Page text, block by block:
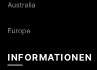
Australia
Europe
INFORMATIONEN